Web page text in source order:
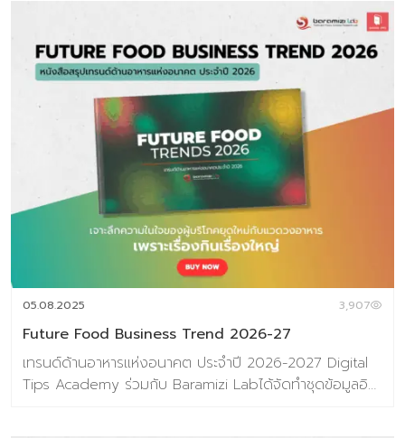
ธุรกิจอาหาร ทั้งในวันนี้และอนาคต ในเซ็ตประกอบด้วยหนังสือ
2 เล่ม 1.Thai Consumer Future Insight in Food
Industry หนังสือที่เจาะลึกทุกอินไซต์สำคัญของผู้บริโภคไทยใน
โลกอาหารปี 2025–2026 2.Future Food Business
Trend 2026-2027 หนังสือสรุปเทรนด์ด้านอาหารแห่ง
อนาคต ประจำปี 2026 (ชุดข้อมูลเทรนด์อยู่ในรูปแบบ E-
Book สามารถดาวน์โหลดอ่านได้ทันที) พิเศษราคา
6,384 บาท จากราคาเต็ม 7,980 บาท ชุดข้อมูลที่ 1 Thai
Consumer Future Insight in Food Industry เจาะลึก
ความในใจของผู้บริโภคยุดใหม่กับแวดวงอาหาร เพราะเรื่องกิน
เรื่องใหญ่ เนื้อหาภายเล่ม ประกอบด้วย Introduction แนวคิด
ทฤษฎีและสมมติฐานงานวิจัย บทที่ 1 Respondents’ Profile
กลุ่มตัวอย่างงานวิจัย บทที่ 2 Food in Thais’ Life –
Occasion อาหารกับโอกาสในชีวิตประจำวัน บทที่ 3 Update
Eating & Buying Behavior รูปแบบการกินและการตัดสินใจซ
[…]
05.08.2025 3,907
Future Food Business Trend 2026-27
เทรนด์ด้านอาหารแห่งอนาคต ประจำปี 2026-2027 Digital
Tips Academy ร่วมกับ Baramizi Labได้จัดทำชุดข้อมูลอิน